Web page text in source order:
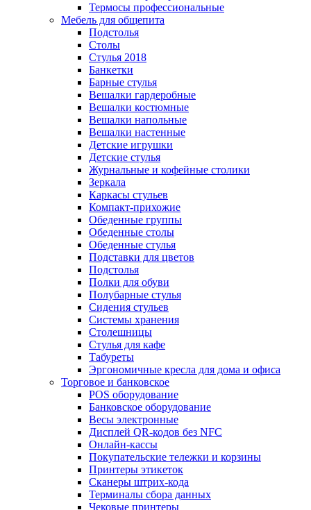
Термосы профессиональные
Мебель для общепита
Подстолья
Столы
Стулья 2018
Банкетки
Барные стулья
Вешалки гардеробные
Вешалки костюмные
Вешалки напольные
Вешалки настенные
Детские игрушки
Детские стулья
Журнальные и кофейные столики
Зеркала
Каркасы стульев
Компакт-прихожие
Обеденные группы
Обеденные столы
Обеденные стулья
Подставки для цветов
Подстолья
Полки для обуви
Полубарные стулья
Сидения стульев
Системы хранения
Столешницы
Стулья для кафе
Табуреты
Эргономичные кресла для дома и офиса
Торговое и банковское
POS оборудование
Банковское оборудование
Весы электронные
Дисплей QR-кодов без NFC
Онлайн-кассы
Покупательские тележки и корзины
Принтеры этикеток
Сканеры штрих-кода
Терминалы сбора данных
Чековые принтеры